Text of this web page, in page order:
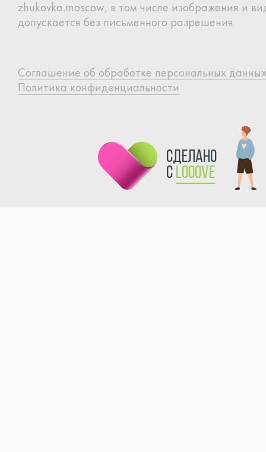
zhukovka.moscow, в том числе изображения и
допускается без письменного разрешения
Cоглашение об обработке персональных данных
Политика конфиденциальности
сделано
сLooove